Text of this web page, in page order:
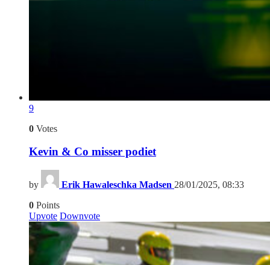
9
0 Votes
Kevin & Co misser podiet
by Erik Hawaleschka Madsen 28/01/2025, 08:33
0 Points
Upvote Downvote